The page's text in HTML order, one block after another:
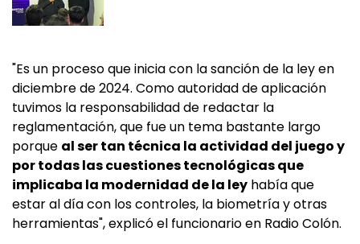
"Es un proceso que inicia con la sanción de la ley en
diciembre de 2024. Como autoridad de aplicación
tuvimos la responsabilidad de redactar la
reglamentación, que fue un tema bastante largo
porque al ser tan técnica la actividad del juego y
por todas las cuestiones tecnológicas que
implicaba la modernidad de la ley había que
estar al día con los controles, la biometría y otras
herramientas", explicó el funcionario en Radio Colón.